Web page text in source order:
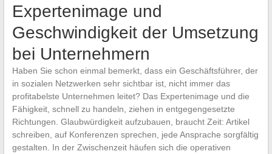
Expertenimage und
Geschwindigkeit der Umsetzung
bei Unternehmern
Haben Sie schon einmal bemerkt, dass ein Geschäftsführer, der
in sozialen Netzwerken sehr sichtbar ist, nicht immer das
profitabelste Unternehmen leitet? Das Expertenimage und die
Fähigkeit, schnell zu handeln, ziehen in entgegengesetzte
Richtungen. Glaubwürdigkeit aufzubauen, braucht Zeit: Artikel
schreiben, auf Konferenzen sprechen, jede Ansprache sorgfältig
gestalten. In der Zwischenzeit häufen sich die operativen